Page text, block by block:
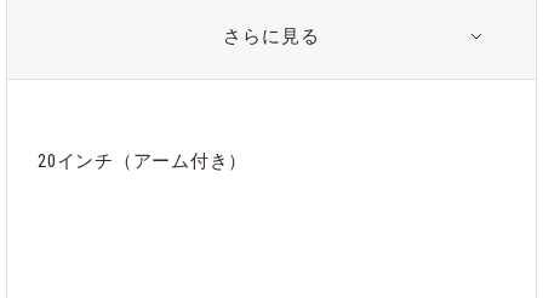
さらに見る
20インチ（アーム付き）